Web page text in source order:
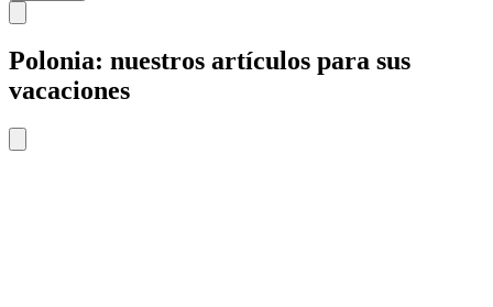
Polonia: nuestros artículos para sus
vacaciones